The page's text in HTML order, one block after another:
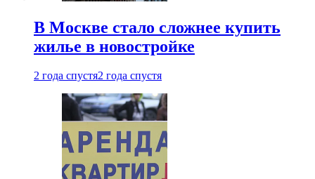
В Москве стало сложнее купить
жилье в новостройке
2 года спустя2 года спустя